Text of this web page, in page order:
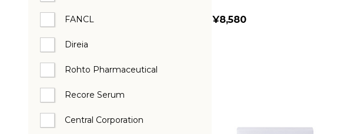
FANCL
Direia
Rohto Pharmaceutical
Recore Serum
Central Corporation
¥8,580